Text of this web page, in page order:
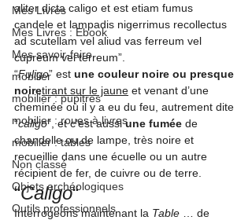
Mes Livres
Mes Livres : Ebook
Mes savoir-faire
mobilier
mobilier : pupitres
mobilier : roues à livres
mobilier : tables
Non classé
Objets archéologiques
Outils professionnels
aliter dicta caligo et est etiam fumus
candele et lampadis nigerrimus recollectus
ad scutellam vel aliud vas ferreum vel
cupreum vel terreum”
“Fuligo” est une couleur noire ou presque
noiretirant sur le jaune et venant d’une
cheminée où il y a eu du feu, autrement dite
“caligo“, et c’est aussi une fumée de
chandelle ou de lampe, très noire et
recueillie dans une écuelle ou un autre
récipient de fer, de cuivre ou de terre.
“Caligo“
Interrogeons maintenant la Table
… de